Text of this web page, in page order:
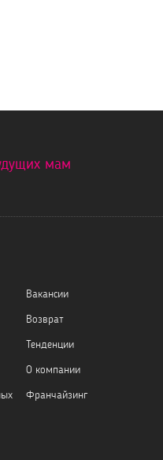
мам
Вакансии
Возврат
Тенденции
О компании
Франчайзинг